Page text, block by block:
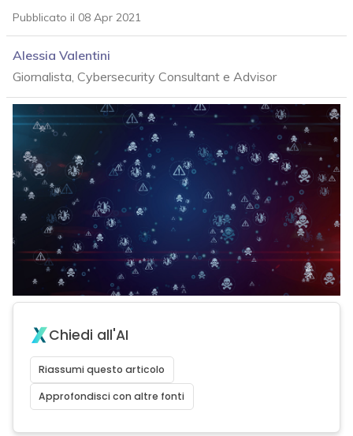
Pubblicato il 08 Apr 2021
Alessia Valentini
Giornalista, Cybersecurity Consultant e Advisor
Chiedi all'AI
Riassumi questo articolo
Approfondisci con altre fonti